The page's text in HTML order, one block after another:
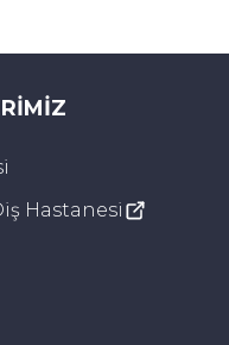
Hastanesi